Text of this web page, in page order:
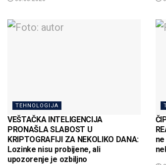
TEHNOLOGIJA
VEŠTAČKA INTELIGENCIJA
PRONAŠLA SLABOST U
KRIPTOGRAFIJI ZA NEKOLIKO DANA:
Lozinke nisu probijene, ali
upozorenje je ozbiljno